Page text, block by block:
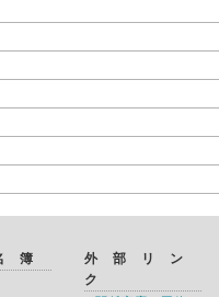
簿
外 部 リ ン
ク